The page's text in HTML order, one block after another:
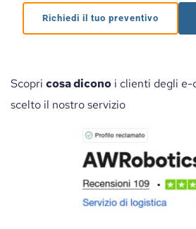
costi e fare scelte più
Richiedi il tuo preventivo
Scopri cosa dicono i clienti degli e-
scelto il nostro servizio